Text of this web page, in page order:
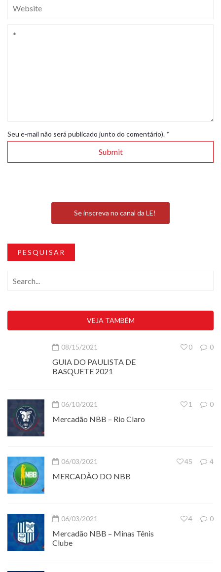
Seu e-mail não será publicado junto do comentário). *
Se inscreva no canal da LE!
PESQUISAR
VEJA TAMBÉM
08/15/2021 0
0
GUIA DO PAULISTA DE
BASQUETE 2021
06/10/2021 0
1
Mercadão NBB – Rio Claro
06/03/2021 4
45
MERCADÃO DO NBB
06/03/2021 0
4
Mercadão NBB – Minas Tênis
Clube